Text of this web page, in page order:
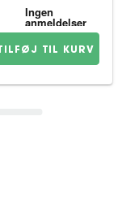
TIL KURV